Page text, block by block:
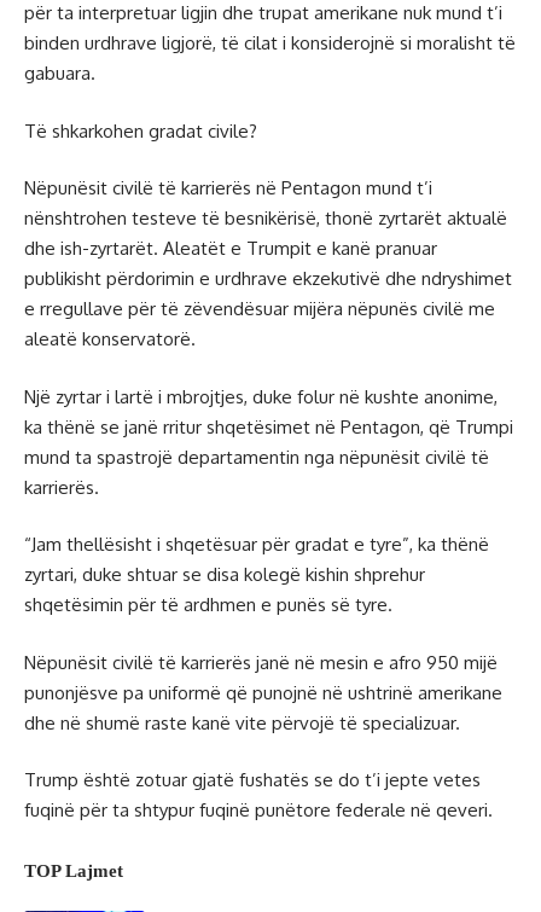
për ta interpretuar ligjin dhe trupat amerikane nuk mund t’i
binden urdhrave ligjorë, të cilat i konsiderojnë si moralisht të
gabuara.
Të shkarkohen gradat civile?
Nëpunësit civilë të karrierës në Pentagon mund t’i
nënshtrohen testeve të besnikërisë, thonë zyrtarët aktualë
dhe ish-zyrtarët. Aleatët e Trumpit e kanë pranuar
publikisht përdorimin e urdhrave ekzekutivë dhe ndryshimet
e rregullave për të zëvendësuar mijëra nëpunës civilë me
aleatë konservatorë.
Një zyrtar i lartë i mbrojtjes, duke folur në kushte anonime,
ka thënë se janë rritur shqetësimet në Pentagon, që Trumpi
mund ta spastrojë departamentin nga nëpunësit civilë të
karrierës.
“Jam thellësisht i shqetësuar për gradat e tyre”, ka thënë
zyrtari, duke shtuar se disa kolegë kishin shprehur
shqetësimin për të ardhmen e punës së tyre.
Nëpunësit civilë të karrierës janë në mesin e afro 950 mijë
punonjësve pa uniformë që punojnë në ushtrinë amerikane
dhe në shumë raste kanë vite përvojë të specializuar.
Trump është zotuar gjatë fushatës se do t’i jepte vetes
fuqinë për ta shtypur fuqinë punëtore federale në qeveri.
TOP Lajmet